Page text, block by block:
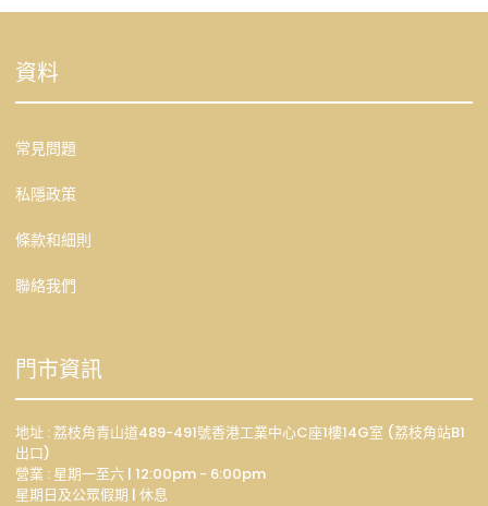
資料
常見問題
私隱政策
條款和細則
聯絡我們
門市資訊
地址 : 荔枝角青山道489-491號香港工業中心C座1樓14G室 (荔枝角站B1
出口)
營業 : 星期一至六 | 12:00pm - 6:00pm
星期日及公眾假期 | 休息